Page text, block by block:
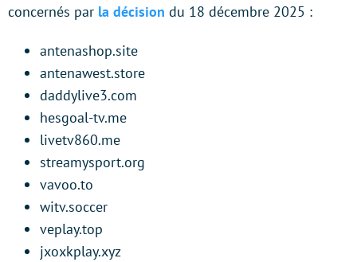
concernés par la décision du 18 décembre 2025 :
antenashop.site
antenawest.store
daddylive3.com
hesgoal-tv.me
livetv860.me
streamysport.org
vavoo.to
witv.soccer
veplay.top
jxoxkplay.xyz